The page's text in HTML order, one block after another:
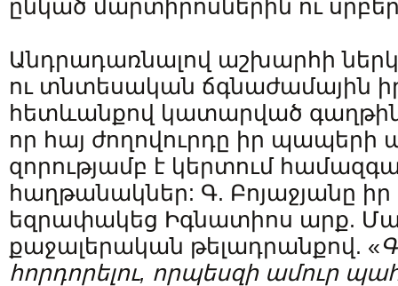
ընկած մարտիրոսներին ու
Անդրադառնալով աշխարհի
ու տնտեսական ճգնաժամային
հետևանքով կատարված
որ հայ ժողովուրդը իր
զորությամբ է կերտում
հաղթանակներ: Գ. Բոյաջյանը
եզրափակեց Իգնատիոս արք.
քաջալերական թելադրանքով. «
հորդորելու, որպեսզի ամուր